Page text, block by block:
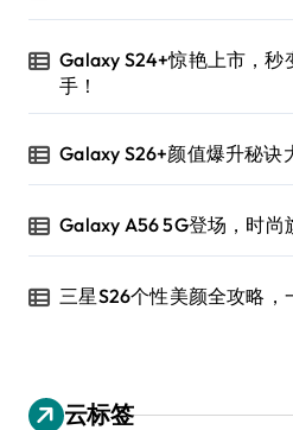
Galaxy S24+惊艳上市，秒
手！
Galaxy S26+颜值爆升秘诀
Galaxy A56 5G登场，时尚
三星S26个性美颜全攻略，
云标签